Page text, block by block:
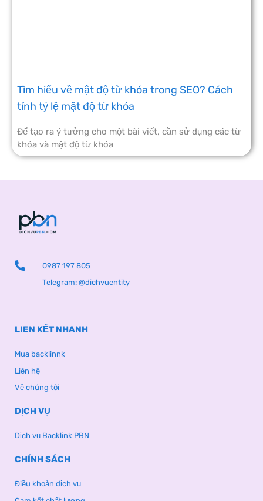
Tìm hiểu về mật độ từ khóa trong SEO? Cách
tính tỷ lệ mật độ từ khóa
Để tạo ra ý tưởng cho một bài viết, cần sử dụng các từ
khóa và mật độ từ khóa
0987 197 805
Telegram: @dichvuentity
LIEN KẾT NHANH
Mua backlinnk
Liên hệ
Về chúng tôi
DỊCH VỤ
Dịch vụ Backlink PBN
CHÍNH SÁCH
Điều khoản dịch vụ